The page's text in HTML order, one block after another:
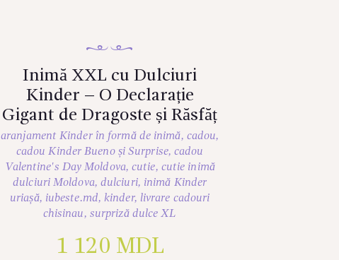
Inimă XXL cu Dulciuri
Kinder – O Declarație
Gigant de Dragoste și Răsfăț
aranjament Kinder în formă de inimă, cadou,
cadou Kinder Bueno și Surprise,cadou
Valentine's Day Moldova,cutie, cutie inimă
dulciuri Moldova, dulciuri, inimă Kinder
uriașă, iubeste.md,kinder, livrare cadouri
chisinau, surpriză dulce XL
1 120 MDL